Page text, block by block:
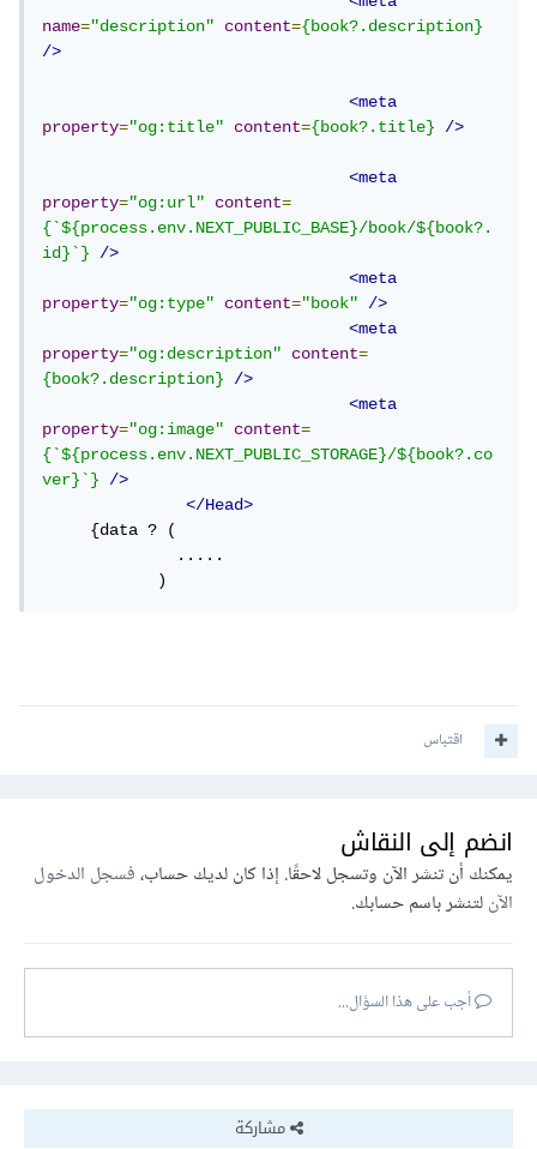
name="description" content={book?.description}
/>
<meta
property="og:title" content={book?.title} />
<meta
property="og:url" content=
{`${process.env.NEXT_PUBLIC_BASE}/book/${book?.
id}`}
/>
<meta
property="og:type" content="book"
/>
<meta
property="og:description" content=
{book?.description}
/>
<meta
property="og:image" content=
{`${process.env.NEXT_PUBLIC_STORAGE}/${book?.co
ver}`}
/>
</Head>
     {data ? (
              .....
            )
اقتباس
انضم إلى النقاش
يمكنك أن تنشر الآن وتسجل لاحقًا. إذا كان لديك حساب،فسجل الدخول
الآنلتنشر باسم حسابك.
أجب على هذا السؤال...
مشاركة